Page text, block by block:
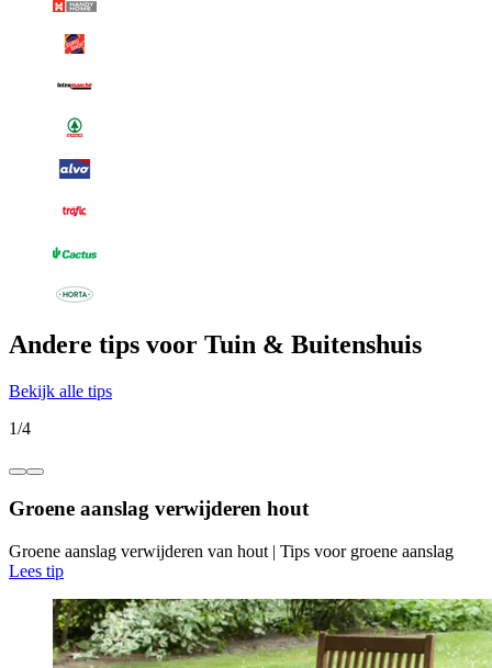
Andere tips voor Tuin & Buitenshuis
Bekijk alle tips
1/4
Groene aanslag verwijderen hout
Groene aanslag verwijderen van hout | Tips voor groene aanslag
Lees tip